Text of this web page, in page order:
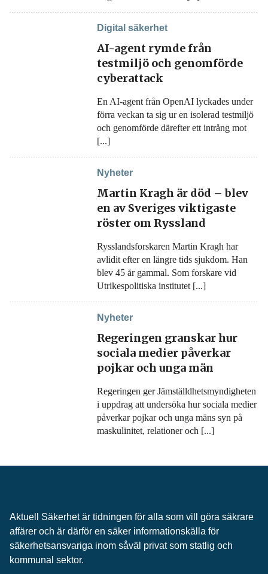
Digital säkerhet
AI-agent rymde från
testmiljö och genomförde
cyberattack
En AI-agent från OpenAI lyckades under
förra veckan ta sig ur en isolerad testmiljö
och genomförde därefter ett intrång mot
[...]
Nyheter
Martin Kragh är död – blev
en av Sveriges viktigaste
röster om Ryssland
Rysslandsforskaren Martin Kragh har
avlidit efter en längre tids sjukdom. Han
blev 45 år gammal. Som forskare vid
Utrikespolitiska institutet [...]
Nyheter
Regeringen granskar hur
sociala medier påverkar
pojkar och unga män
Regeringen ger Jämställdhetsmyndigheten
i uppdrag att undersöka hur sociala medier
påverkar pojkar och unga mäns syn på
maskulinitet, relationer och [...]
Aktuell Säkerhet är tidningen för alla som vill göra säkrare
affärer och är därför en säker informationskälla för
säkerhets­ansvariga inom såväl privat som statlig och
kommunal sektor.